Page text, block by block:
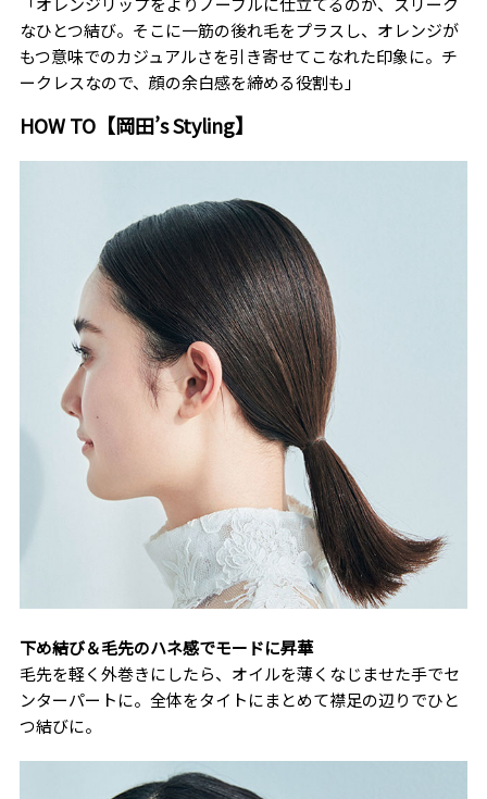
なひとつ結び。そこに一筋の後れ毛をプラスし、オレンジが
もつ意味でのカジュアルさを引き寄せてこなれた印象に。チ
ークレスなので、顔の余白感を締める役割も」
HOW TO【岡田’s Styling】
下め結び＆毛先のハネ感でモードに昇華
毛先を軽く外巻きにしたら、オイルを薄くなじませた手でセ
ンターパートに。全体をタイトにまとめて襟足の辺りでひと
つ結びに。